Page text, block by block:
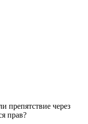
препятствие через
прав?